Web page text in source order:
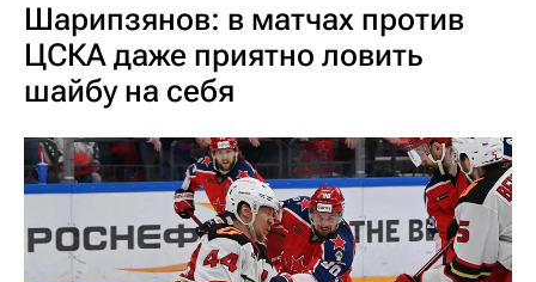
Шарипзянов: в матчах против
ЦСКА даже приятно ловить
шайбу на себя